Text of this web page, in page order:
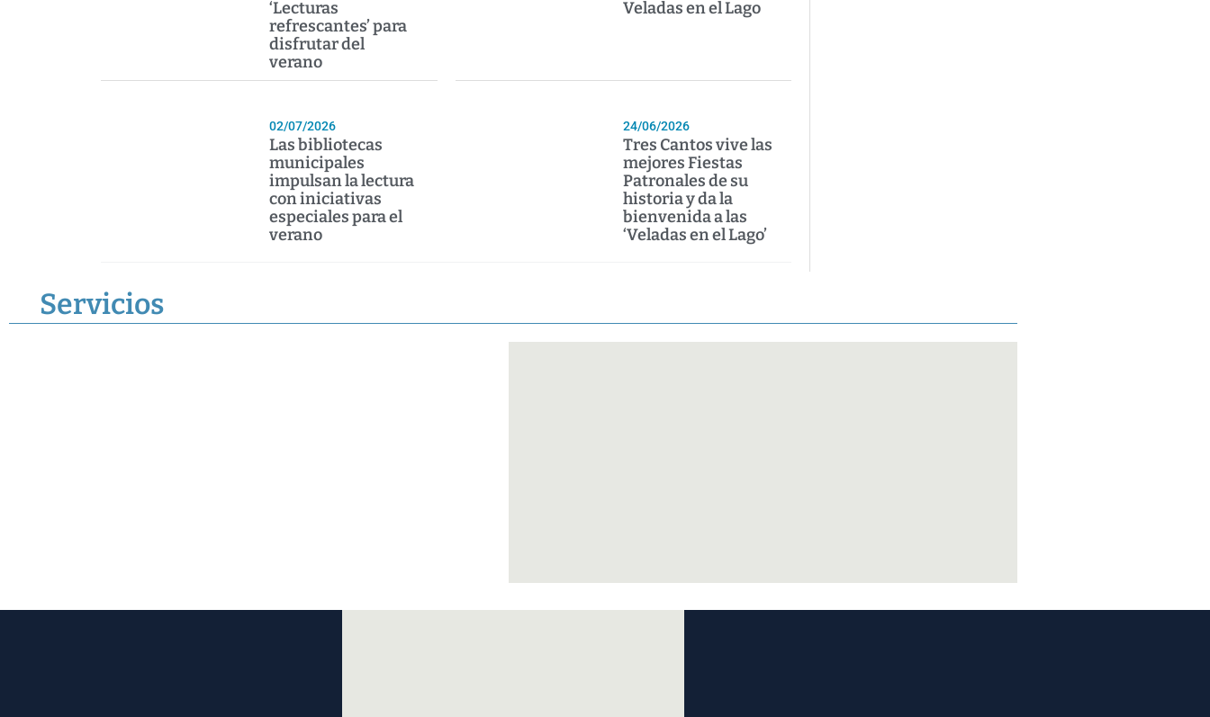
‘Lecturas
refrescantes’ para
disfrutar del
verano
Veladas en el Lago
02/07/2026
Las bibliotecas
municipales
impulsan la lectura
con iniciativas
especiales para el
verano
24/06/2026
Tres Cantos vive las
mejores Fiestas
Patronales de su
historia y da la
bienvenida a las
‘Veladas en el Lago’
Servicios